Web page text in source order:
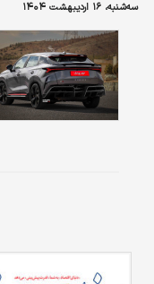
سه‌شنبه، ۱۶ اردیبهشت ۱۴۰۴